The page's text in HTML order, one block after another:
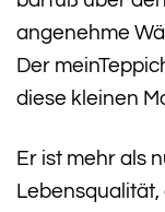
angenehme
Der
diese kleinen
Er ist mehr als